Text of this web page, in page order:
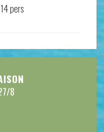
14 pers
8